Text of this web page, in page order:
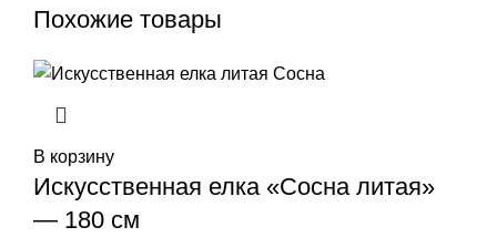
Похожие товары
В корзину
Искусственная елка «Сосна литая»
— 180 см